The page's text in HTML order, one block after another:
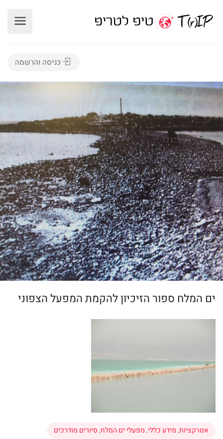
כניסה והרשמה
ים המלח ספור הזיכיון להקמת המפעל הצפוני
אטרקציות,מידע כללי,מפעלי ים המלח,סיורים מודרכים